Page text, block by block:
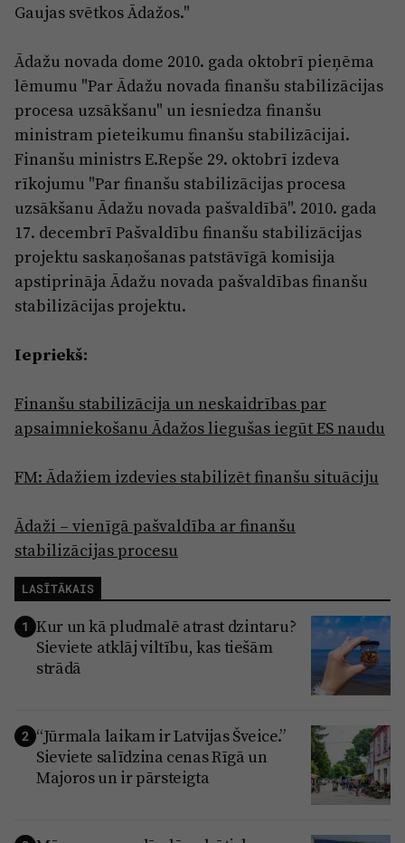
Gaujas svētkos Ādažos."
Ādažu novada dome 2010. gada oktobrī pieņēma
lēmumu "Par Ādažu novada finanšu stabilizācijas
procesa uzsākšanu" un iesniedza finanšu
ministram pieteikumu finanšu stabilizācijai.
Finanšu ministrs E.Repše 29. oktobrī izdeva
rīkojumu "Par finanšu stabilizācijas procesa
uzsākšanu Ādažu novada pašvaldībā". 2010. gada
17. decembrī Pašvaldību finanšu stabilizācijas
projektu saskaņošanas patstāvīgā komisija
apstiprināja Ādažu novada pašvaldības finanšu
stabilizācijas projektu.
Iepriekš:
Finanšu stabilizācija un neskaidrības par
apsaimniekošanu Ādažos liegušas iegūt ES naudu
FM: Ādažiem izdevies stabilizēt finanšu situāciju
Ādaži – vienīgā pašvaldība ar finanšu
stabilizācijas procesu
LASĪTĀKAIS
1 Kur un kā pludmalē atrast dzintaru?
Sieviete atklāj viltību, kas tiešām
strādā
2 “Jūrmala laikam ir Latvijas Šveice.”
Sieviete salīdzina cenas Rīgā un
Majoros un ir pārsteigta